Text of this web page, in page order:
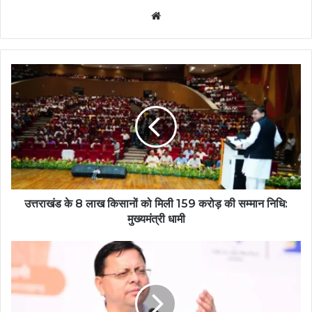
उत्तराखंड के 8 लाख किसानों को मिली 159 करोड़ की सम्मान निधि:
मुख्यमंत्री धामी